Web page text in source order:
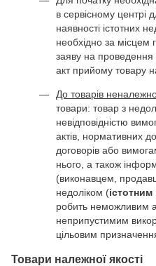
в сервісному центрі
наявності істотних
необхідно за місцем
заяву на проведення
акт прийому товару
До товарів
товари: товар з
невідповідністю
актів, нормативних
договорів або
нього, а також
(виконавцем,
недоліком (істотним
робить неможливим
неприпустимим
цільовим
Товари належної якості